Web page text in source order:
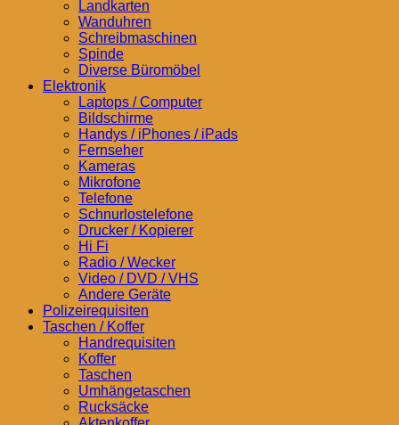
Landkarten
Wanduhren
Schreibmaschinen
Spinde
Diverse Büromöbel
Elektronik
Laptops / Computer
Bildschirme
Handys / iPhones / iPads
Fernseher
Kameras
Mikrofone
Telefone
Schnurlostelefone
Drucker / Kopierer
Hi Fi
Radio / Wecker
Video / DVD / VHS
Andere Geräte
Polizeirequisiten
Taschen / Koffer
Handrequisiten
Koffer
Taschen
Umhängetaschen
Rucksäcke